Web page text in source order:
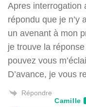
Apres interrogation
répondu que je n’y
un avenant à mon
je trouve la
pouvez vous
D’avance, je vous
Répondre
Camille